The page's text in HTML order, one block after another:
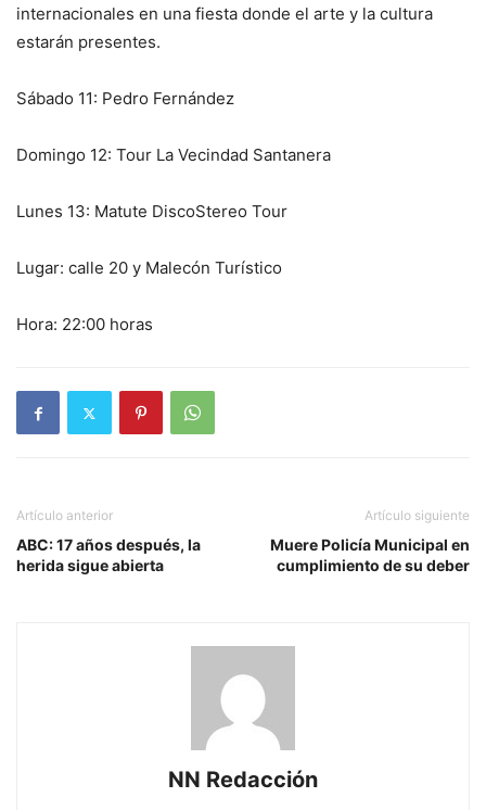
internacionales en una fiesta donde el arte y la cultura
estarán presentes.
Sábado 11: Pedro Fernández
Domingo 12: Tour La Vecindad Santanera
Lunes 13: Matute DiscoStereo Tour
Lugar: calle 20 y Malecón Turístico
Hora: 22:00 horas
Artículo anterior
ABC: 17 años después, la
herida sigue abierta
Artículo siguiente
Muere Policía Municipal en
cumplimiento de su deber
NN Redacción